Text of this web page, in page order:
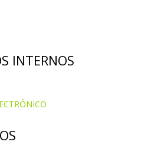
INTERNOS